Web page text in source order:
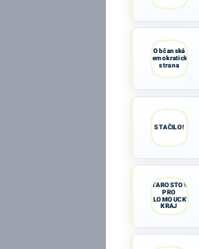
Občanská
demokratická
strana
STAČILO!
STAROSTOVÉ
PRO
OLOMOUCKÝ
KRAJ